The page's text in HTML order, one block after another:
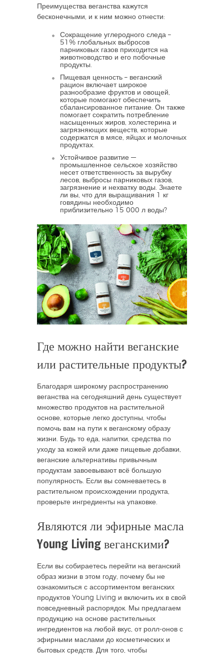
Преимущества веганства кажутся
бесконечными, и к ним можно отнести:
Сокращение углеродного следа –
51% глобальных выбросов
парниковых газов приходится на
животноводство и его побочные
продукты.
Пищевая ценность – веганский
рацион включает широкое
разнообразие фруктов и овощей,
которые помогают обеспечить
сбалансированное питание. Он также
помогает сократить потребление
насыщенных жиров, холестерина и
загрязняющих веществ, которые
содержатся в мясе, яйцах и молочных
продуктах.
Устойчивое развитие —
промышленное сельское хозяйство
несет ответственность за вырубку
лесов, выбросы парниковых газов,
загрязнение и нехватку воды. Знаете
ли вы, что для выращивания 1 кг
говядины необходимо
приблизительно 15 000 л воды?
Где можно найти веганские
или растительные продукты?
Благодаря широкому распространению
веганства на сегодняшний день существует
множество продуктов на растительной
основе, которые легко доступны, чтобы
помочь вам на пути к веганскому образу
жизни. Будь то еда, напитки, средства по
уходу за кожей или даже пищевые добавки,
веганские альтернативы привычным
продуктам завоевывают всё большую
популярность. Если вы сомневаетесь в
растительном происхождении продукта,
проверьте ингредиенты на упаковке.
Являются ли эфирные масла
Young Living веганскими?
Если вы собираетесь перейти на веганский
образ жизни в этом году, почему бы не
ознакомиться с ассортиментом веганских
продуктов Young Living и включить их в свой
повседневный распорядок. Мы предлагаем
продукцию на основе растительных
ингредиентов на любой вкус, от ролл-онов с
эфирными маслами до косметических и
бытовых средств. Для того, чтобы